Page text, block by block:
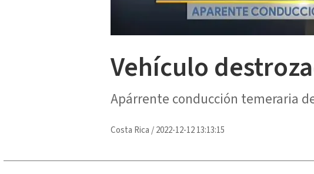
Vehículo
Apárrente conducción temeraria
Costa Rica /2022-12-12 13:13:15